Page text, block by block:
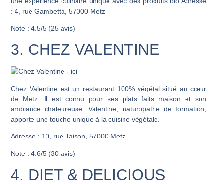
: 4, rue Gambetta, 57000 Metz
Note : 4.5/5 (25 avis)
3. CHEZ VALENTINE
Chez Valentine est un restaurant 100% végétal situé au cœur
de Metz. Il est connu pour ses plats faits maison et son
ambiance chaleureuse. Valentine, naturopathe de formation,
apporte une touche unique à la cuisine végétale.
Adresse : 10, rue Taison, 57000 Metz
Note : 4.6/5 (30 avis)
4. DIET & DELICIOUS